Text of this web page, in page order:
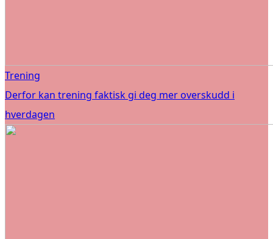
Trening
Derfor kan trening faktisk gi deg mer overskudd i
hverdagen